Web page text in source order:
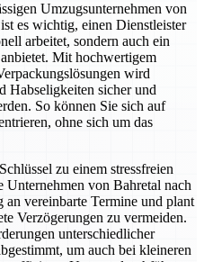
Umzugsunternehmen von
es wichtig, einen Dienstleister
arbeitet, sondern auch ein
Mit hochwertigem
wird
Habseligkeiten sicher und
So können Sie sich auf
ohne sich um das
zu einem stressfreien
Unternehmen von Bahretal nach
vereinbarte Termine und plant
Verzögerungen zu vermeiden.
unterschiedlicher
um auch bei kleineren